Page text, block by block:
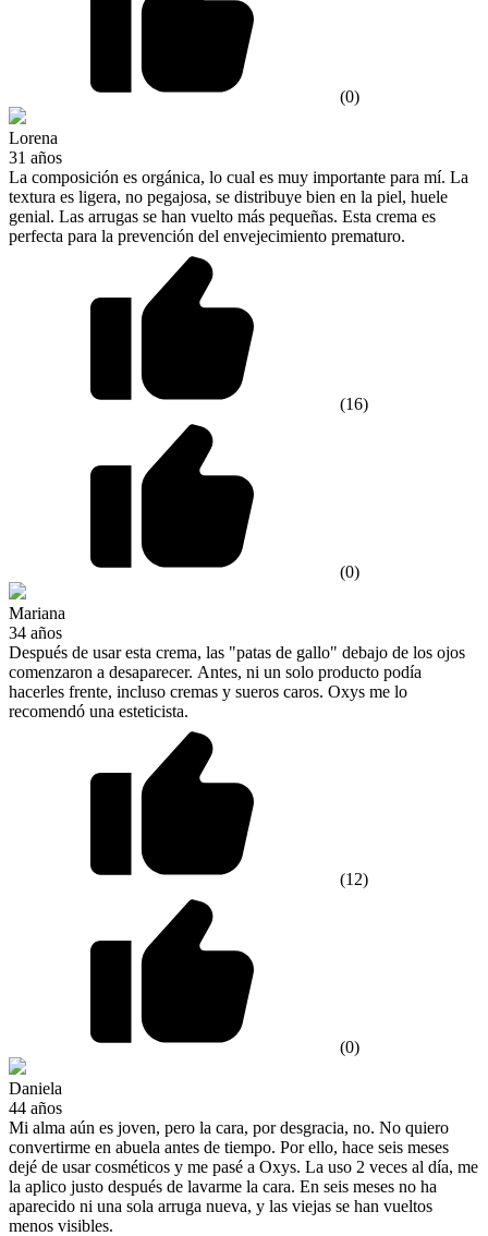
(0)
Lorena
31 años
La composición es orgánica, lo cual es muy importante para mí. La
textura es ligera, no pegajosa, se distribuye bien en la piel, huele
genial. Las arrugas se han vuelto más pequeñas. Esta crema es
perfecta para la prevención del envejecimiento prematuro.
(16)
(0)
Mariana
34 años
Después de usar esta crema, las "patas de gallo" debajo de los ojos
comenzaron a desaparecer. Antes, ni un solo producto podía
hacerles frente, incluso cremas y sueros caros. Oxys me lo
recomendó una esteticista.
(12)
(0)
Daniela
44 años
Mi alma aún es joven, pero la cara, por desgracia, no. No quiero
convertirme en abuela antes de tiempo. Por ello, hace seis meses
dejé de usar cosméticos y me pasé a Oxys. La uso 2 veces al día, me
la aplico justo después de lavarme la cara. En seis meses no ha
aparecido ni una sola arruga nueva, y las viejas se han vueltos
menos visibles.